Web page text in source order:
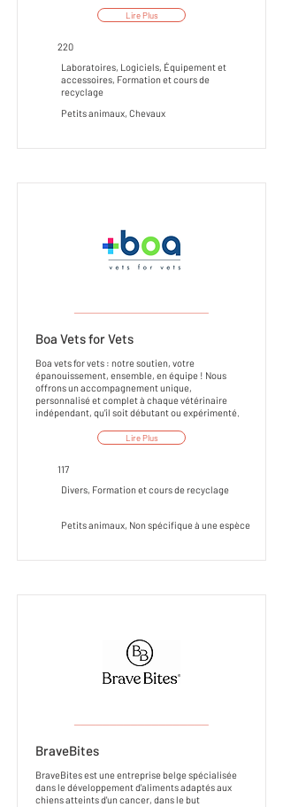
Lire Plus
220
Laboratoires, Logiciels, Équipement et
accessoires, Formation et cours de
recyclage
Petits animaux, Chevaux
Boa Vets for Vets
Boa vets for vets : notre soutien, votre
épanouissement, ensemble, en équipe ! Nous
offrons un accompagnement unique,
personnalisé et complet à chaque vétérinaire
indépendant, qu'il soit débutant ou expérimenté.
Lire Plus
117
Divers, Formation et cours de recyclage
Petits animaux, Non spécifique à une espèce
BraveBites
BraveBites est une entreprise belge spécialisée
dans le développement d'aliments adaptés aux
chiens atteints d'un cancer, dans le but